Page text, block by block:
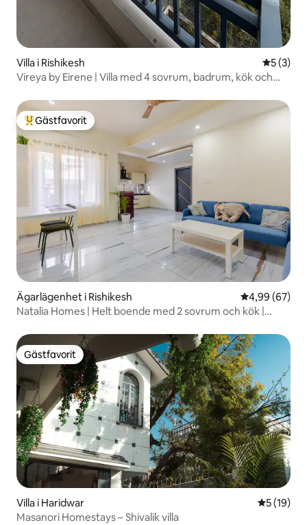
Villa i Rishikesh 5 av 5 i
5 (3)
Vireya by Eirene | Villa med 4 sovrum, badrum, kök och
Populär gästfavorit
Gästfavorit
Ägarlägenhet i Rishikesh 4,99 av 5 i
4,99 (67)
Natalia Homes | Helt boende med 2 sovrum och kök |
Gästfavorit
Gästfavorit
Villa i Haridwar 5 av 5 i
5 (19)
Masanori Homestays – Shivalik villa